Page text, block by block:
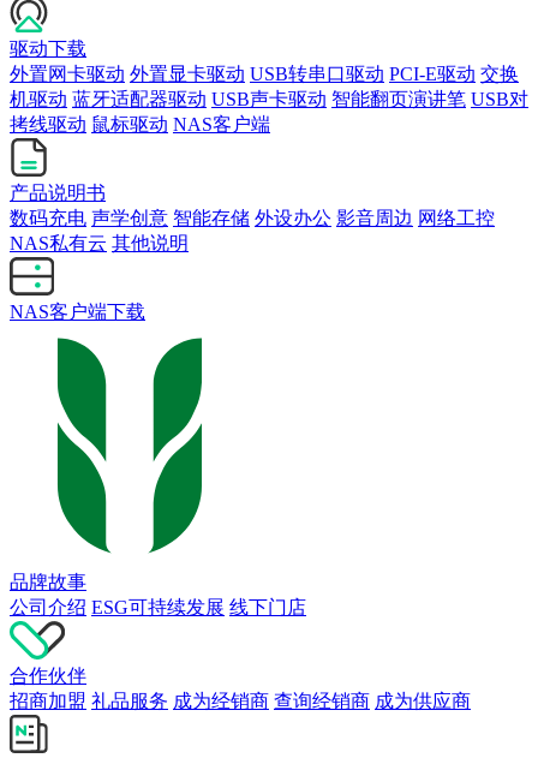
驱动下载
外置网卡驱动 外置显卡驱动 USB转串口驱动 PCI-E驱动 交换
机驱动 蓝牙适配器驱动 USB声卡驱动 智能翻页演讲笔 USB对
拷线驱动 鼠标驱动 NAS客户端
产品说明书
数码充电 声学创意 智能存储 外设办公 影音周边 网络工控
NAS私有云 其他说明
NAS客户端下载
品牌故事
公司介绍 ESG可持续发展 线下门店
合作伙伴
招商加盟 礼品服务 成为经销商 查询经销商 成为供应商